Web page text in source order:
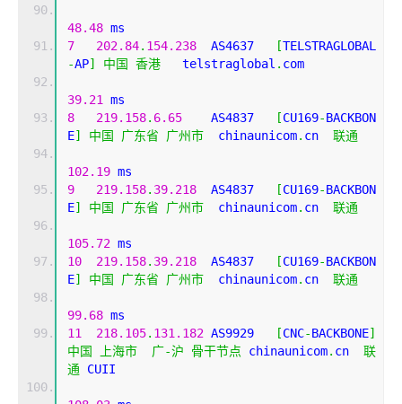
48.48 ms
7
202.84. 154.238
  AS4637
[TELSTRAGLOBAL
-AP] 中国 香港
   telstraglobal
. com
39.21
ms
8
219.158. 6.65
    AS4837
[CU169-BACKBON
E] 中国 广东省 广州市
  chinaunicom
. cn 联通
102.19 ms
9
219.158. 39.218
  AS4837
[CU169-BACKBON
E] 中国 广东省 广州市
  chinaunicom
. cn 联通
105.72 ms
10
219.158. 39.218
  AS4837
[CU169-BACKBON
E] 中国 广东省 广州市
  chinaunicom
. cn 联通
99.68 ms
11
218.105. 131.182 AS9929 [CNC-BACKBONE]
中国
上海市 广-沪 骨干节点 chinaunicom. cn 联
通 CUII